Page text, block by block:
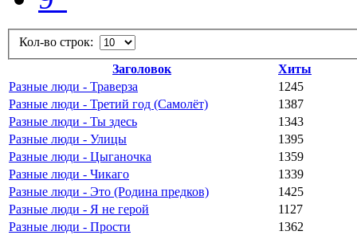
Кол-во строк:
Заголовок
Хиты
Разные люди - Траверза
1245
Разные люди - Третий год (Самолёт)
1387
Разные люди - Ты здесь
1343
Разные люди - Улицы
1395
Разные люди - Цыганочка
1359
Разные люди - Чикаго
1339
Разные люди - Это (Родина предков)
1425
Разные люди - Я не герой
1127
Разные люди - Прости
1362